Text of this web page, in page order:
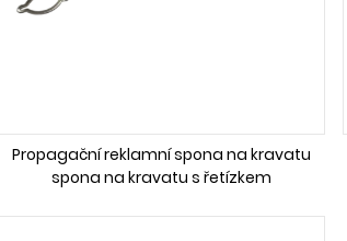
Propagační reklamní spona na kravatu
spona na kravatu s řetízkem